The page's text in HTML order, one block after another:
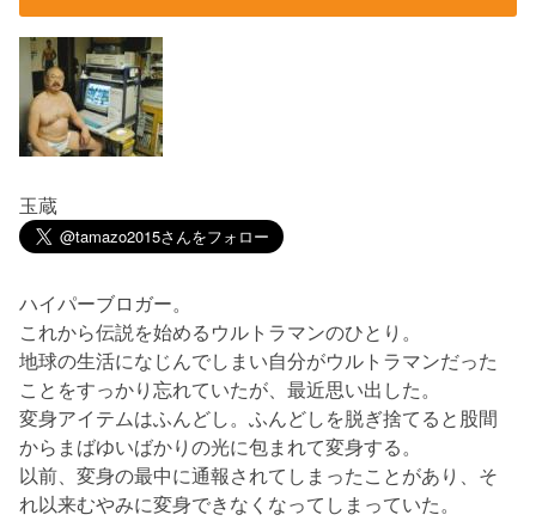
玉蔵
ハイパーブロガー。
これから伝説を始めるウルトラマンのひとり。
地球の生活になじんでしまい自分がウルトラマンだった
ことをすっかり忘れていたが、最近思い出した。
変身アイテムはふんどし。ふんどしを脱ぎ捨てると股間
からまばゆいばかりの光に包まれて変身する。
以前、変身の最中に通報されてしまったことがあり、そ
れ以来むやみに変身できなくなってしまっていた。